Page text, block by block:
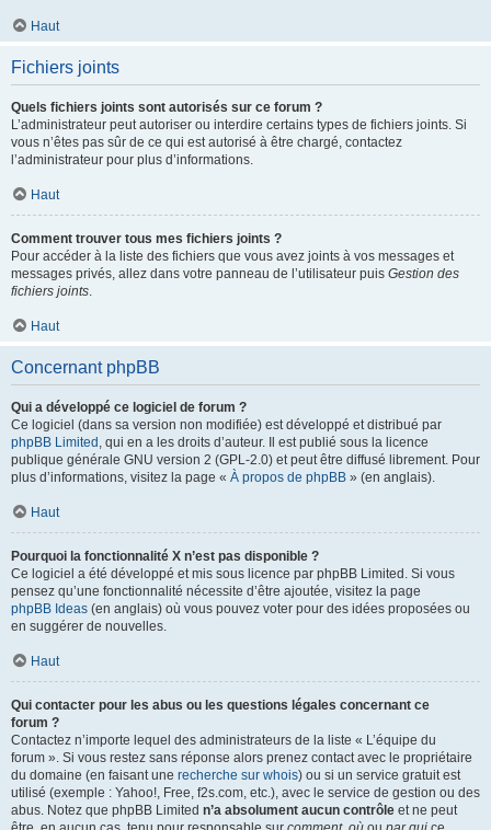
Haut
Fichiers joints
Quels fichiers joints sont autorisés sur ce forum ?
L’administrateur peut autoriser ou interdire certains types de fichiers joints. Si
vous n’êtes pas sûr de ce qui est autorisé à être chargé, contactez
l’administrateur pour plus d’informations.
Haut
Comment trouver tous mes fichiers joints ?
Pour accéder à la liste des fichiers que vous avez joints à vos messages et
messages privés, allez dans votre panneau de l’utilisateur puis Gestion des
fichiers joints.
Haut
Concernant phpBB
Qui a développé ce logiciel de forum ?
Ce logiciel (dans sa version non modifiée) est développé et distribué par
phpBB Limited , qui en a les droits d’auteur. Il est publié sous la licence
publique générale GNU version 2 (GPL-2.0) et peut être diffusé librement. Pour
plus d’informations, visitez la page « À propos de phpBB » (en anglais).
Haut
Pourquoi la fonctionnalité X n’est pas disponible ?
Ce logiciel a été développé et mis sous licence par phpBB Limited. Si vous
pensez qu’une fonctionnalité nécessite d’être ajoutée, visitez la page
phpBB Ideas (en anglais) où vous pouvez voter pour des idées proposées ou
en suggérer de nouvelles.
Haut
Qui contacter pour les abus ou les questions légales concernant ce
forum ?
Contactez n’importe lequel des administrateurs de la liste « L’équipe du
forum ». Si vous restez sans réponse alors prenez contact avec le propriétaire
du domaine (en faisant une recherche sur whois) ou si un service gratuit est
utilisé (exemple : Yahoo!, Free, f2s.com, etc.), avec le service de gestion ou des
abus. Notez que phpBB Limited n’a absolument aucun contrôle et ne peut